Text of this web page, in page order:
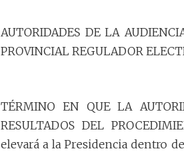
AUTORIDADES DE LA
PROVINCIAL REGULADOR
TÉRMINO EN QUE LA
RESULTADOS DEL
elevará a la Presidencia dentro